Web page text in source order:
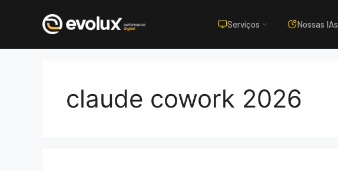
Serviços Nossas IAs
claude cowork 2026